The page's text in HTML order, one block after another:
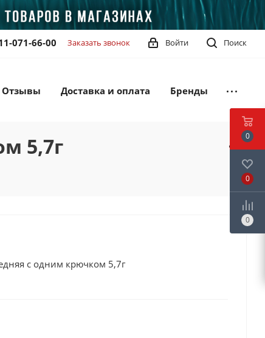
Поиск
Войти
071-66-00 Заказать звонок
Отзывы Доставка и оплата Бренды
5,7г
с одним крючком 5,7г
0
0
0